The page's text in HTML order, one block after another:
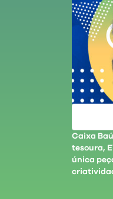
Caixa
tesoura,
única